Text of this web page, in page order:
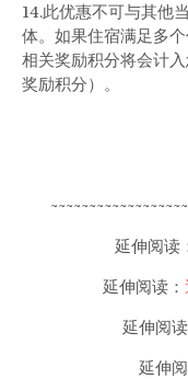
14.此优惠不可与其他
体。如果住宿满足多
相关奖励积分将会计
奖励积分）。
延伸阅读
延伸阅读：
延伸阅读
延伸阅